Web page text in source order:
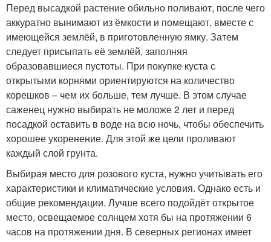
Перед высадкой растение обильно поливают, после чего
аккуратно вынимают из ёмкости и помещают, вместе с
имеющейся землёй, в приготовленную ямку. Затем
следует присыпать её землёй, заполняя
образовавшиеся пустоты. При покупке куста с
открытыми корнями ориентируются на количество
корешков – чем их больше, тем лучше. В этом случае
саженец нужно выбирать не моложе 2 лет и перед
посадкой оставить в воде на всю ночь, чтобы обеспечить
хорошее укоренение. Для этой же цели проливают
каждый слой грунта.
Выбирая место для розового куста, нужно учитывать его
характеристики и климатические условия. Однако есть и
общие рекомендации. Лучше всего подойдёт открытое
место, освещаемое солнцем хотя бы на протяжении 6
часов на протяжении дня. В северных регионах имеет